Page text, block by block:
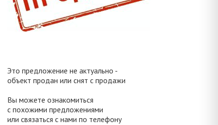
Это предложение не актуально -
объект продан или снят с продажи
Вы можете ознакомиться
с похожими предложениями
или связаться с нами по телефону